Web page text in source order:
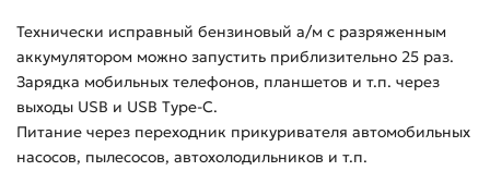
Технически исправный бензиновый а/м с разряженным
аккумулятором можно запустить приблизительно 25 раз.
Зарядка мобильных телефонов, планшетов и т.п. через
выходы USB и USB Type-C.
Питание через переходник прикуривателя автомобильных
насосов, пылесосов, автохолодильников и т.п.